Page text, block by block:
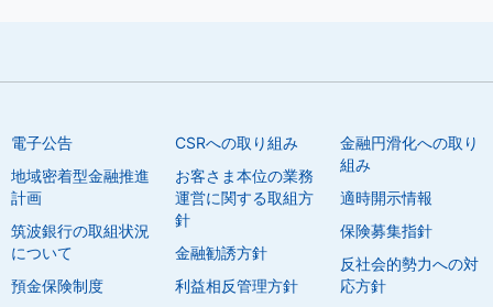
電子公告
地域密着型金融推進
計画
筑波銀行の取組状況
について
預金保険制度
CSRへの取り組み
お客さま本位の業務
運営に関する取組方
針
金融勧誘方針
利益相反管理方針
金融円滑化への取り
組み
適時開示情報
保険募集指針
反社会的勢力への対
応方針